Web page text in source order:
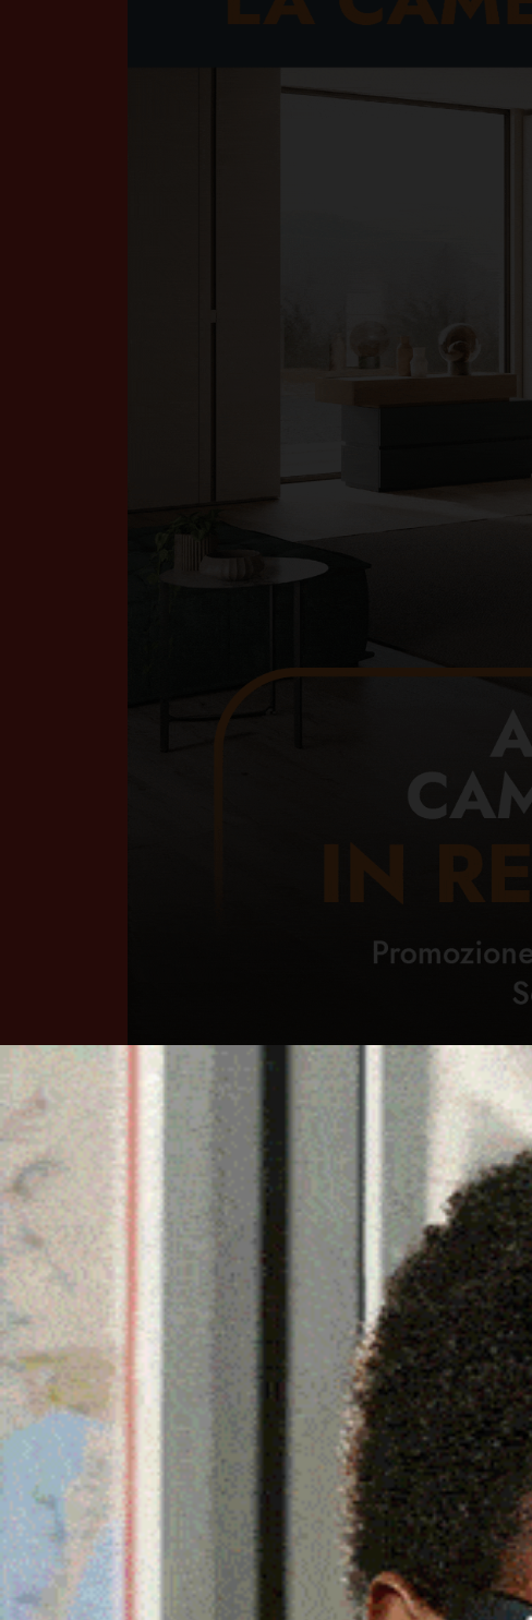
Home Ozieri Territorio Sardegna
BURGOS
Continui black out a Burgos, il
Comune pronto a presentare un
esposto in Procura